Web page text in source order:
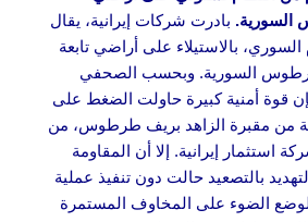
السورية. بادرت شركات إيرانية، يقال
بالاستيلاء على أراضي تابعة
السورية. وبحسب الصحفي
قوة أمنية كبيرة حاولت الضغط على
من مقبرة الزاهد بريف طرطوس، من
استثمار إيرانية. إلا أن المقاومة
بالتصعيد حالت دون تنفيذ عملية
الضوء على المخاوف المستمرة